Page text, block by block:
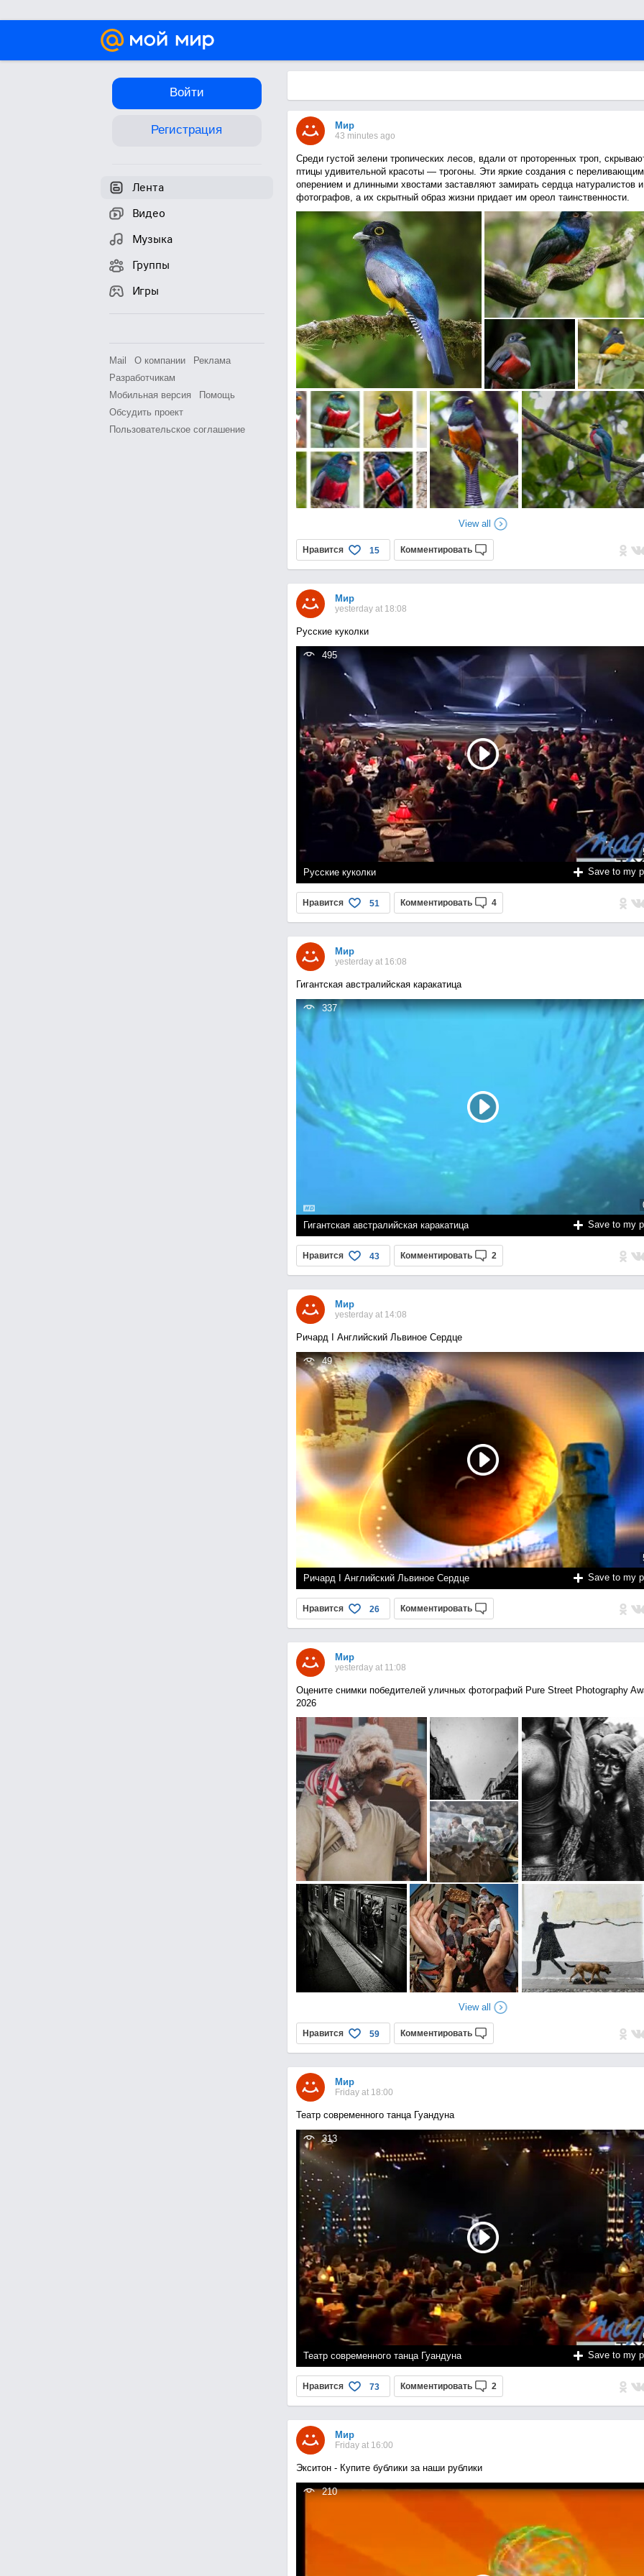
Войти
Регистрация
Лента
Видео
Музыка
Группы
Игры
Mail О компании
Реклама
Разработчикам
Мобильная версия
Помощь
Обсудить проект
Пользовательское соглашение
Мир
43 minutes ago
Среди густой зелени тропических лесов, вдали от проторенных троп,
птицы удивительной красоты — трогоны. Эти яркие создания с
оперением и длинными хвостами заставляют замирать сердца натуралистов и
фотографов, а их скрытный образ жизни придает им ореол таинственности.
View all
Нравится 15 Комментировать
Мир
yesterday at 18:08
Русские куколки
495
Русские куколки Save to my
Нравится 51 Комментировать 4
Мир
yesterday at 16:08
Гигантская австралийская каракатица
337
Гигантская австралийская каракатица Save to my
Нравится 43 Комментировать 2
Мир
yesterday at 14:08
Ричард I Английский Львиное Сердце
49
Ричард I Английский Львиное Сердце Save to my
Нравится 26 Комментировать
Мир
yesterday at 11:08
Оцените снимки победителей уличных фотографий Pure Street Photography
2026
View all
Нравится 59 Комментировать
Мир
Friday at 18:00
Театр современного танца Гуандуна
313
Театр современного танца Гуандуна Save to my
Нравится 73 Комментировать 2
Мир
Friday at 16:00
Экситон - Купите бублики за наши рублики
210